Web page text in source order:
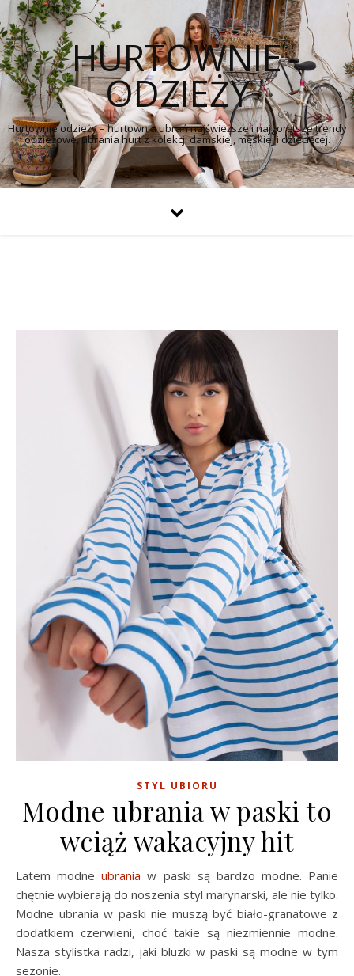
HURTOWNIE
ODZIEŻY
Hurtownie odzieży – hurtownia ubrań najświeższe i najgorętsze trendy
odzieżowe, ubrania hurt z kolekcji damskiej, męskiej i dziecięcej.
STYL UBIORU
Modne ubrania w paski to
wciąż wakacyjny hit
Latem modneubrania w paski są bardzo modne. Panie
chętnie wybierają do noszenia styl marynarski, ale nie tylko.
Modne ubrania w paski nie muszą być biało-granatowe z
dodatkiem czerwieni, choć takie są niezmiennie modne.
Nasza stylistka radzi, jaki bluzki w paski są modne w tym
sezonie.